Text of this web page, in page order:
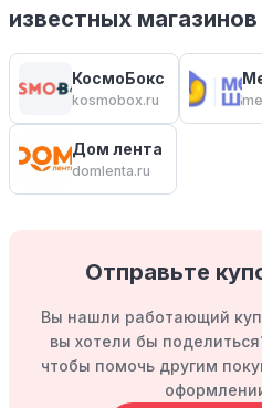
известных магазинов
КосмоБокс
kosmobox.ru
Дом лента
domlenta.ru
Отправьте
Вы нашли работающий
вы хотели бы
чтобы помочь другим